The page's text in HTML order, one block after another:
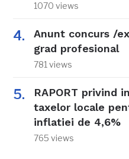
1070 views
Anunt concurs /
grad profesional
781 views
RAPORT privind
taxelor locale
inflatiei de 4,6%
765 views